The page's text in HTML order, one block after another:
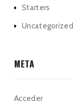
Starters
Uncategorized
META
Acceder